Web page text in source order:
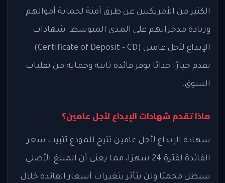
الكثير من الأمريكيين عن طرق آمنة لحماية أموالهم
وزيادة مدخراتهم على المدى المتوسط. شهادات
الإيداع لأجل عامين (Certificate of Deposit - CD)
تقدم خيارًا جذابًا يوفر فائدة ثابتة وحماية من تقلبات
السوق.
ماذا تقدم شهادات الإيداع لأجل عامين؟
شهادة الإيداع لأجل عامين تتيح للمودع تثبيت سعر
الفائدة لفترة 24 شهرًا، مما يعني أن المبلغ الأصلي
سيظل محميًا ولن يتأثر بتغيرات أسعار الفائدة خلال